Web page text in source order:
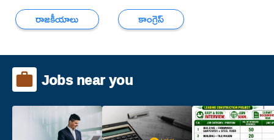
రాజకీయాలు కాంగ్రెస్
Jobs near you